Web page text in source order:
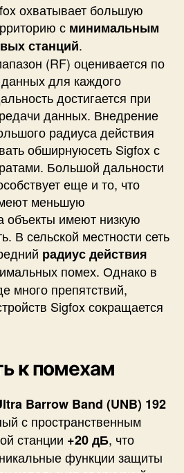
охватывает большую
с минимальным
станций.
(RF) оценивается по
для каждого
достигается при
данных. Внедрение
радиуса действия
обширнуюсеть Sigfox с
Большой дальности
еще и то, что
меньшую
объекты имеют низкую
В сельской местности сеть
радиус действия
помех. Однако в
много препятствий,
Sigfox сокращается
к помехам
Barrow Band (UNB) 192
с пространственным
станции +20 дБ, что
функции защиты